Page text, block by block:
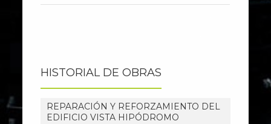
HISTORIAL DE OBRAS
REPARACIÓN Y REFORZAMIENTO DEL
EDIFICIO VISTA HIPÓDROMO